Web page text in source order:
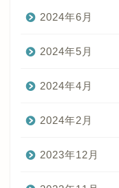
2024年6月
2024年5月
2024年4月
2024年2月
2023年12月